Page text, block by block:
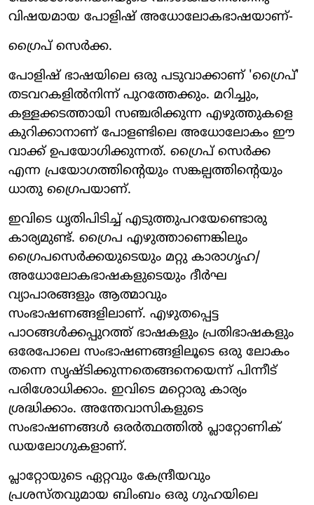
വിഷയമായ പോളിഷ് അധോലോകഭാഷയാണ്-
ഗ്രൈപ് സെര്‍ക്ക.
പോളിഷ് ഭാഷയിലെ ഒരു പടുവാക്കാണ് 'ഗ്രൈപ്'
തടവറകളില്‍നിന്ന് പുറത്തേക്കും. മറിച്ചും,
കള്ളക്കടത്തായി സഞ്ചരിക്കുന്ന എഴുത്തുകളെ
കുറിക്കാനാണ് പോളണ്ടിലെ അധോലോകം ഈ
വാക്ക് ഉപയോഗിക്കുന്നത്. ഗ്രൈപ് സെര്‍ക്ക
എന്ന പ്രയോഗത്തിന്റെയും സങ്കല്പത്തിന്റെയും
ധാതു ഗ്രൈപയാണ്.
ഇവിടെ ധൃതിപിടിച്ച് എടുത്തുപറയേണ്ടൊരു
കാര്യമുണ്ട്. ഗ്രൈപ എഴുത്താണെങ്കിലും
ഗ്രൈപസെര്‍ക്കയുടെയും മറ്റു കാരാഗൃഹ/
അധോലോകഭാഷകളുടെയും ദീര്‍ഘ
വ്യാപാരങ്ങളും ആത്മാവും
സംഭാഷണങ്ങളിലാണ്. എഴുതപ്പെട്ട
പാഠങ്ങള്‍ക്കപ്പുറത്ത് ഭാഷകളും പ്രതിഭാഷകളും
ഒരേപോലെ സംഭാഷണങ്ങളിലൂടെ ഒരു ലോകം
തന്നെ സൃഷ്ടിക്കുന്നതെങ്ങനെയെന്ന് പിന്നീട്
പരിശോധിക്കാം. ഇവിടെ മറ്റൊരു കാര്യം
ശ്രദ്ധിക്കാം. അന്തേവാസികളുടെ
സംഭാഷണങ്ങള്‍ ഒരര്‍ത്ഥത്തില്‍ പ്ലാറ്റോണിക്
ഡയലോഗുകളാണ്.
പ്ലാറ്റോയുടെ ഏറ്റവും കേന്ദ്രീയവും
പ്രശസ്തവുമായ ബിംബം ഒരു ഗുഹയിലെ